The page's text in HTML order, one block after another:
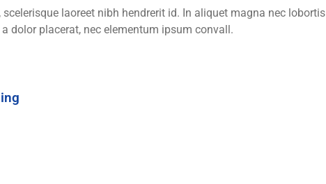
laoreet nibh hendrerit id. In aliquet magna nec lobortis
dolor placerat, nec elementum ipsum convall.